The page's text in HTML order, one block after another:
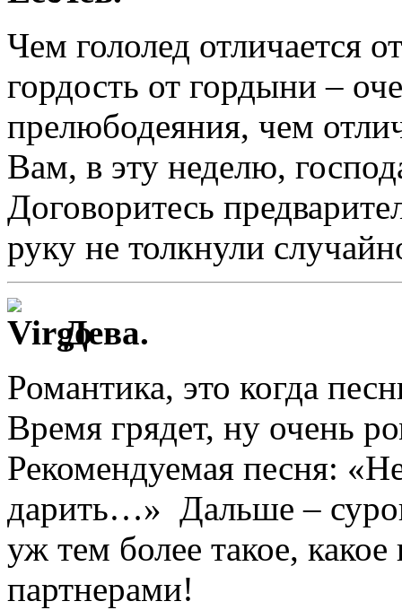
Чем гололед отличается
гордость от гордыни –
прелюбодеяния, чем
Вам, в эту неделю,
Договоритесь
руку не толкнули
Дева.
Романтика, это когда
Время грядет, ну очень
Рекомендуемая песня:
дарить…» Дальше –
уж тем более такое, какое
партнерами!